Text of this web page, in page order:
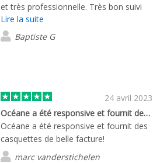
et très professionnelle. Très bon suivi
du premier contact jusqu'à la livraison.
Les goodies sont de très bonne qualité
et ont été livrés rapidement. Je
Lire la suite
Baptiste G
24 avril 2023
Océane a été responsive et fournit des…
Océane a été responsive et fournit des
casquettes de belle facture!
marc vanderstichelen